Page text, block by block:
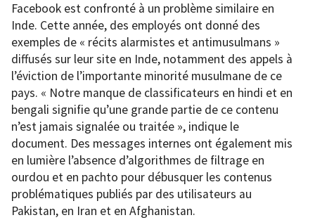
Facebook est confronté à un problème similaire en
Inde. Cette année, des employés ont donné des
exemples de « récits alarmistes et antimusulmans »
diffusés sur leur site en Inde, notamment des appels à
l’éviction de l’importante minorité musulmane de ce
pays. « Notre manque de classificateurs en hindi et en
bengali signifie qu’une grande partie de ce contenu
n’est jamais signalée ou traitée », indique le
document. Des messages internes ont également mis
en lumière l’absence d’algorithmes de filtrage en
ourdou et en pachto pour débusquer les contenus
problématiques publiés par des utilisateurs au
Pakistan, en Iran et en Afghanistan.